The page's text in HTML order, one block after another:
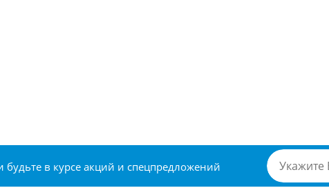
будьте в курсе акций и спецпредложений